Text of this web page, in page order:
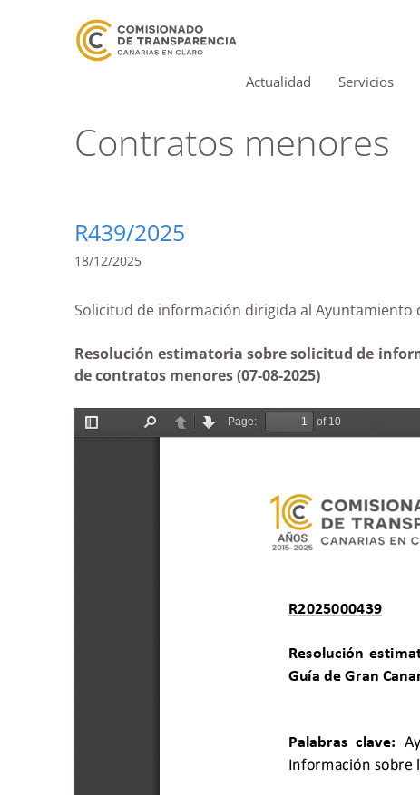
Actualidad Servicios
Contratos menores
R439/2025
18/12/2025
Solicitud de información dirigida al
Resolución estimatoria sobre solicitud de
de contratos menores (07-08-2025)